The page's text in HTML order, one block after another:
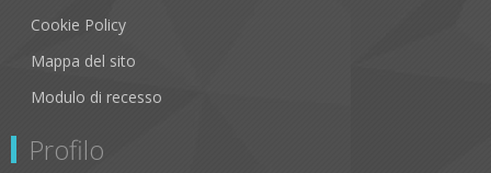
Cookie Policy
Mappa del sito
Modulo di recesso
Profilo